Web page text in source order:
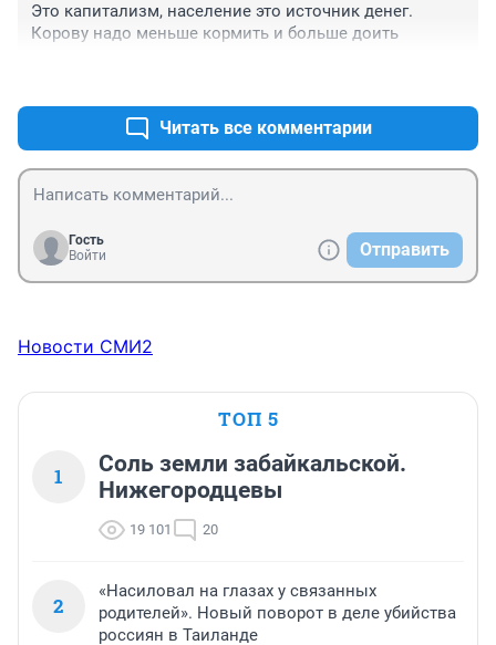
Это капитализм, население это источник денег.
Корову надо меньше кормить и больше доить
Читать все комментарии
Гость
Войти
Отправить
Новости СМИ2
ТОП 5
1
Соль земли забайкальской.
Нижегородцевы
19 101 20
2
«Насиловал на глазах у связанных
родителей». Новый поворот в деле убийства
россиян в Таиланде